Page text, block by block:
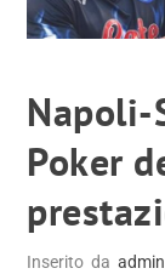
Napoli-
Poker
Inserito daadmin